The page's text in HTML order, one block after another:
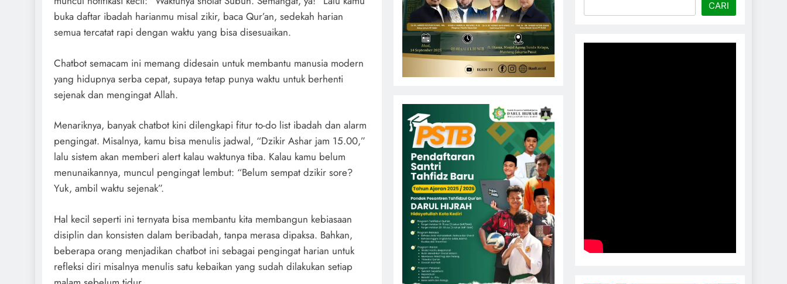
buka daftar ibadah harianmu misal zikir, baca Qur’an, sedekah harian
semua tercatat rapi dengan waktu yang bisa disesuaikan.
Chatbot semacam ini memang didesain untuk membantu manusia modern
yang hidupnya serba cepat, supaya tetap punya waktu untuk berhenti
sejenak dan mengingat Allah.
Menariknya, banyak chatbot kini dilengkapi fitur to-do list ibadah dan alarm
pengingat. Misalnya, kamu bisa menulis jadwal, “Dzikir Ashar jam 15.00,”
lalu sistem akan memberi alert kalau waktunya tiba. Kalau kamu belum
menunaikannya, muncul pengingat lembut: “Belum sempat dzikir sore?
Yuk, ambil waktu sejenak”.
Hal kecil seperti ini ternyata bisa membantu kita membangun kebiasaan
disiplin dan konsisten dalam beribadah, tanpa merasa dipaksa. Bahkan,
beberapa orang menjadikan chatbot ini sebagai pengingat harian untuk
refleksi diri misalnya menulis satu kebaikan yang sudah dilakukan setiap
CARI